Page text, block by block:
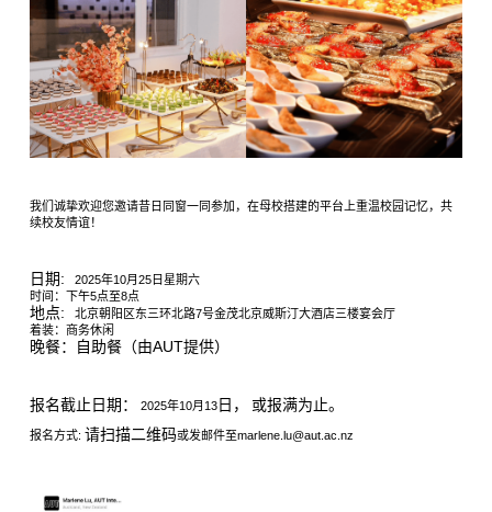
我们诚挚欢迎您邀请昔日同窗一同参加，在母校搭建的平台上重温校园记忆，共
续校友情谊！
日期: 2025年10月25日星期六
时间：下午5点至8点
地点: 北京朝阳区东三环北路7号金茂北京威斯汀大酒店三楼宴会厅
着装：商务休闲
晚餐：自助餐（由AUT提供）
报名截止日期： 2025年10月13 日， 或报满为止。
报名方式: 请扫描二维码或发邮件至marlene.lu@aut.ac.nz